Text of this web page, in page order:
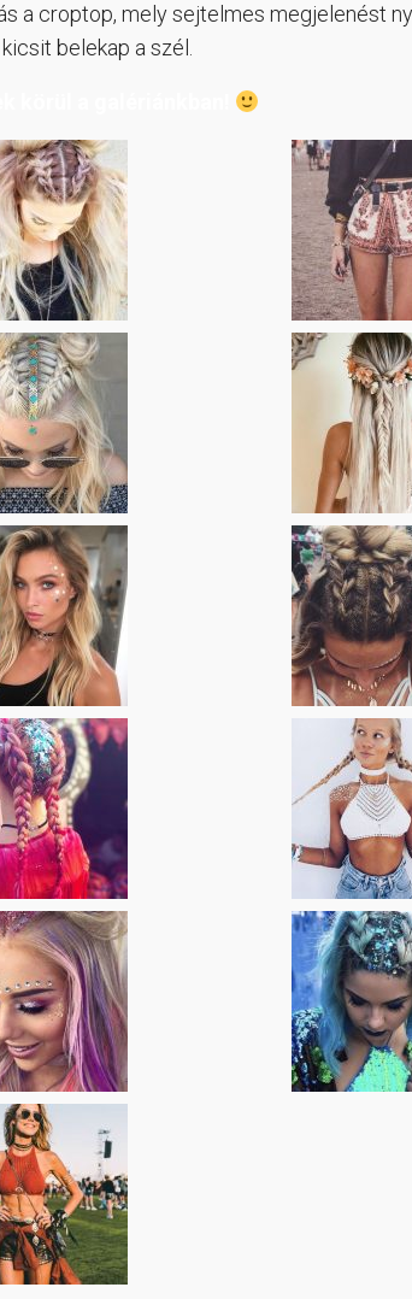
a croptop, mely sejtelmes megjelenést
belekap a szél.